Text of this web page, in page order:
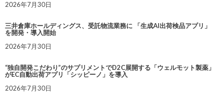
2026年7月30日
三井倉庫ホールディングス、受託物流業務に 「生成AI出荷検品アプリ」
を開発・導入開始
2026年7月30日
“独自開発こだわり”のサプリメントでD2C展開する「ウェルモット製薬」
がEC自動出荷アプリ「シッピーノ」を導入
2026年7月30日